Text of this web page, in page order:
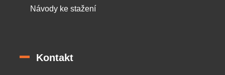
Návody ke stažení
Kontakt